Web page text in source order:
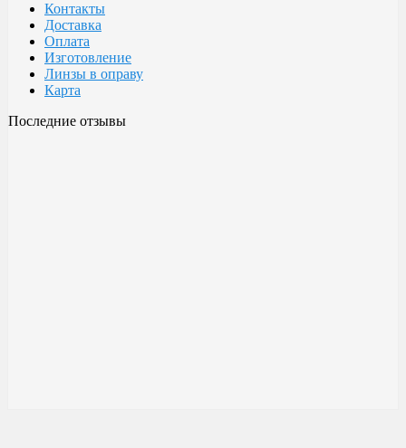
Контакты
Доставка
Оплата
Изготовление
Линзы в оправу
Карта
Последние отзывы